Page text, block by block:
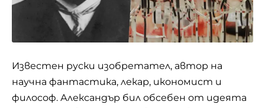
Известен руски изобретател, автор на
научна фантастика, лекар, икономист и
философ. Александър бил обсебен от идеята